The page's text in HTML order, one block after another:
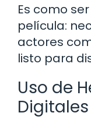
Es como
película:
actores
listo para
Uso de
Digitales